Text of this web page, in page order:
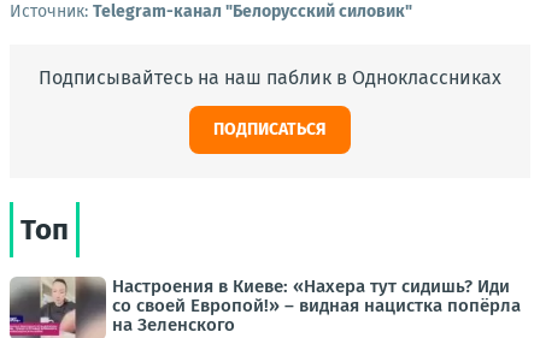
Источник: Telegram-канал "Белорусский силовик"
Подписывайтесь на наш паблик в Одноклассниках
ПОДПИСАТЬСЯ
Топ
Настроения в Киеве: «Нахера тут сидишь? Иди
со своей Европой!» – видная нацистка попёрла
на Зеленского